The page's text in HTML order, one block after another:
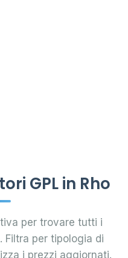
GPL in Rho
per trovare tutti i
Filtra per tipologia di
i prezzi aggiornati.